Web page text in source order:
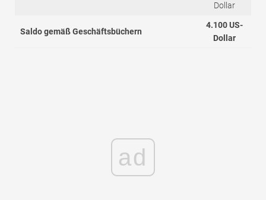
Dollar
Saldo gemäß Geschäftsbüchern
4.100 US-
Dollar
ad